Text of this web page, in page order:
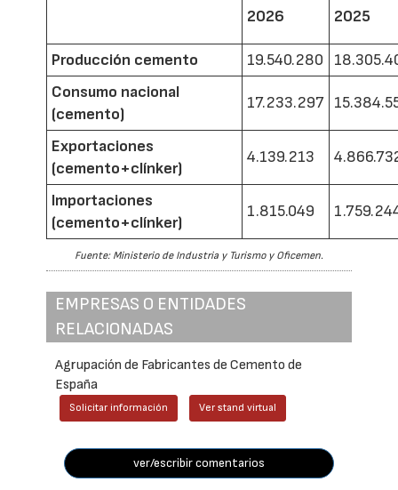
2026 2025
Producción cemento 19.540.280
Consumo nacional
(cemento)
17.233.297
Exportaciones
(cemento+clínker)
4.139.213
Importaciones
(cemento+clínker)
1.815.049
Fuente: Ministerio de Industria y Turismo y Oficemen.
EMPRESAS O ENTIDADES
RELACIONADAS
Agrupación de Fabricantes de Cemento de
España
Solicitar información Ver stand virtual
ver/escribir comentarios